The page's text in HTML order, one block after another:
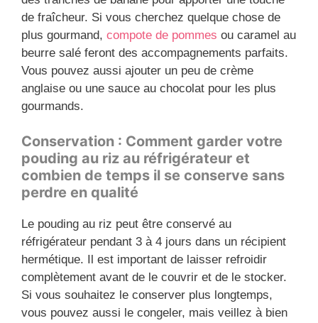
de fraîcheur. Si vous cherchez quelque chose de
plus gourmand, compote de pommes ou caramel au
beurre salé feront des accompagnements parfaits.
Vous pouvez aussi ajouter un peu de crème
anglaise ou une sauce au chocolat pour les plus
gourmands.
Conservation : Comment garder votre
pouding au riz au réfrigérateur et
combien de temps il se conserve sans
perdre en qualité
Le pouding au riz peut être conservé au
réfrigérateur pendant 3 à 4 jours dans un récipient
hermétique. Il est important de laisser refroidir
complètement avant de le couvrir et de le stocker.
Si vous souhaitez le conserver plus longtemps,
vous pouvez aussi le congeler, mais veillez à bien